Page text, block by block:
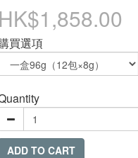
HK$1,858.00
買選項
ADD TO CART